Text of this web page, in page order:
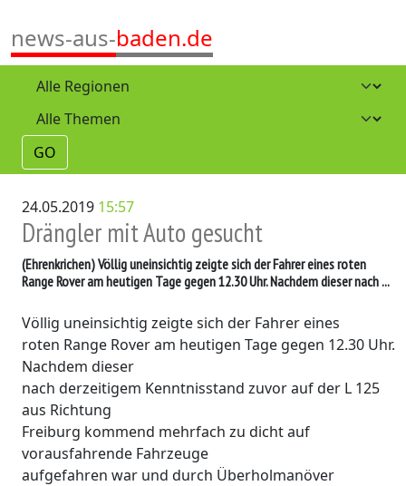
news-aus-baden.de
GO
24.05.2019 15:57
Drängler mit Auto gesucht
(Ehrenkrichen)Völlig uneinsichtig zeigte sich der Fahrer eines roten
Range Rover am heutigen Tage gegen 12.30 Uhr. Nachdem dieser nach ...
Völlig uneinsichtig zeigte sich der Fahrer eines
roten Range Rover am heutigen Tage gegen 12.30 Uhr.
Nachdem dieser
nach derzeitigem Kenntnisstand zuvor auf der L 125
aus Richtung
Freiburg kommend mehrfach zu dicht auf
vorausfahrende Fahrzeuge
aufgefahren war und durch Überholmanöver